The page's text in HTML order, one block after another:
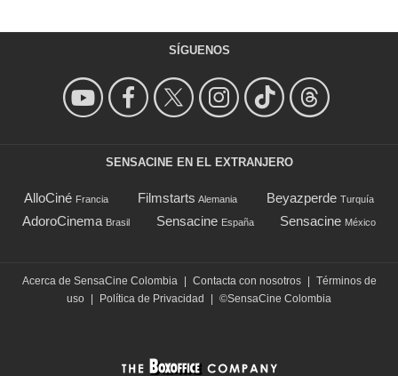
SÍGUENOS
SENSACINE EN EL EXTRANJERO
AlloCiné Francia Filmstarts Alemania Beyazperde Turquía
AdoroCinema Brasil Sensacine España Sensacine México
Acerca de SensaCine Colombia | Contacta con nosotros | Términos de
uso | Política de Privacidad | ©SensaCine Colombia